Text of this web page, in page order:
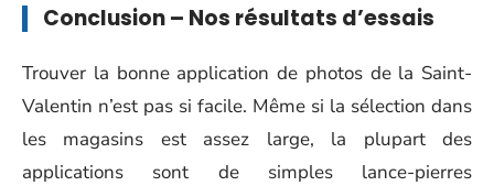
Conclusion – Nos résultats d’essais
Trouver la bonne application de photos de la Saint-
Valentin n’est pas si facile. Même si la sélection dans
les magasins est assez large, la plupart des
applications sont de simples lance-pierres